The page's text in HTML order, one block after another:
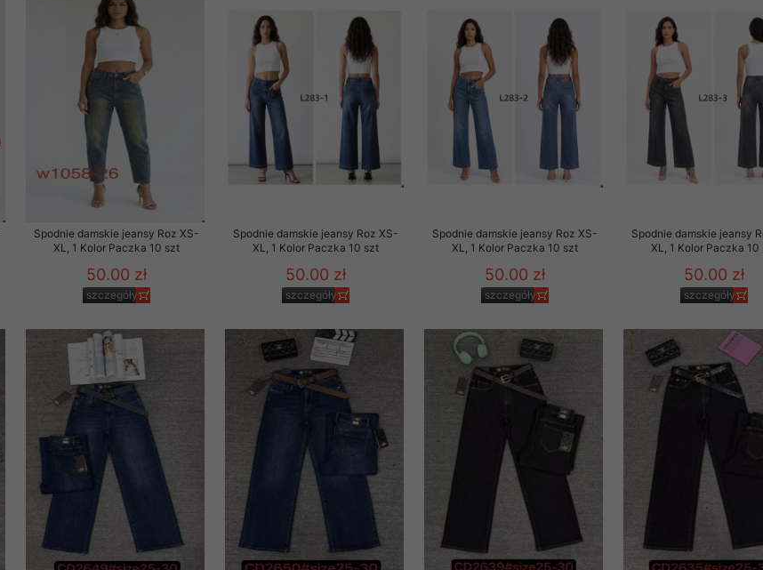
Spodnie damskie jeansy Roz XS-
XL, 1 Kolor Paczka 10 szt
50.00 zł
szczegóły
Spodnie damskie jeansy Roz XS-
XL, 1 Kolor Paczka 10 szt
50.00 zł
szczegóły
Spodnie damskie jeansy Roz XS-
XL, 1 Kolor Paczka 10 szt
50.00 zł
szczegóły
Spodnie damskie jeansy
XL, 1 Kolor Paczka 10
50.00 zł
szczegóły